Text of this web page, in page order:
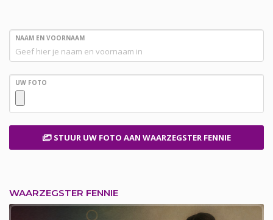
NAAM EN VOORNAAM
UW FOTO
STUUR UW FOTO AAN WAARZEGSTER FENNIE
WAARZEGSTER FENNIE